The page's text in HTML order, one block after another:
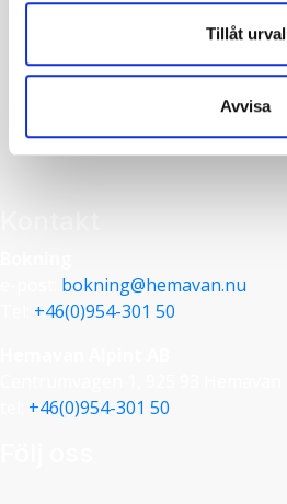
Tillåt urval
Avvisa
bokning@hemavan.nu
+46(0)954-301 50
+46(0)954-301 50